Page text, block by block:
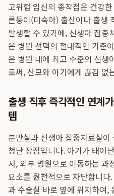
고위험 임신의 종착점은 건강
른둥이(미숙아) 출산이나 출생
발생할 수 있기에, 신생아 집
은 병원 선택의 절대적인 기준
은 병원 내에 최고 수준의 신생
로써, 산모와 아기에게 끊김
출생 직후 즉각적인 연계
템
분만실과 신생아 집중치료실
청난 장점입니다. 아기가 태어
서, 외부 병원으로 이동하는 과
요소를 원천적으로 차단합니다.
과 수술실 바로 옆에 위치하여,